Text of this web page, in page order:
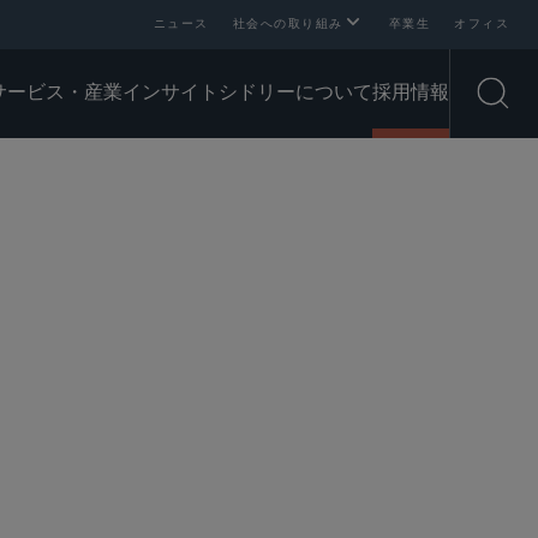
ニュース 社会への取り組み 卒業生 オフィス
ービス・産業インサイト シドリーについて採用情報